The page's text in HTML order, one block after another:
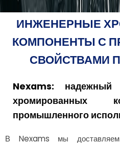
ИНЖЕНЕРНЫЕ
КОМПОНЕНТЫ С
СВОЙСТВАМИ
Nexams: надежный
хромированных
промышленного
В Nexams мы доставляем